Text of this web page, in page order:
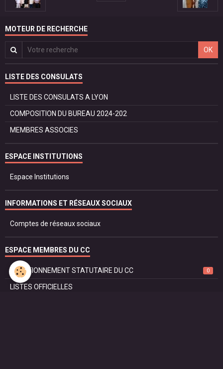
MOTEUR DE RECHERCHE
OK
LISTE DES CONSULATS
LISTE DES CONSULATS A LYON
COMPOSITION DU BUREAU 2024-202
MEMBRES ASSOCIES
ESPACE INSTITUTIONS
Espace Institutions
INFORMATIONS ET RÉSEAUX SOCIAUX
Comptes de réseaux sociaux
ESPACE MEMBRES DU CC
FONCTIONNEMENT STATUTAIRE DU CC 0
LISTES OFFICIELLES